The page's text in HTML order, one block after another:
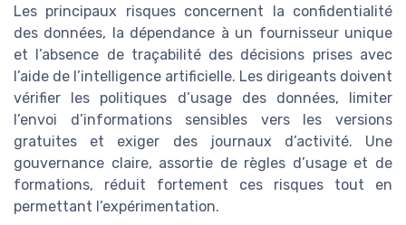
Les principaux risques concernent la confidentialité
des données, la dépendance à un fournisseur unique
et l’absence de traçabilité des décisions prises avec
l’aide de l’intelligence artificielle. Les dirigeants doivent
vérifier les politiques d’usage des données, limiter
l’envoi d’informations sensibles vers les versions
gratuites et exiger des journaux d’activité. Une
gouvernance claire, assortie de règles d’usage et de
formations, réduit fortement ces risques tout en
permettant l’expérimentation.